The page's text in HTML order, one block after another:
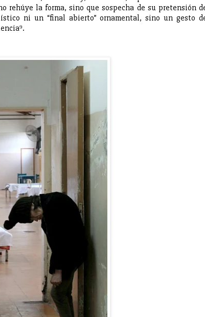
rehúye la forma, sino que sospecha de su pretensión
ni un “final abierto” ornamental, sino un gesto